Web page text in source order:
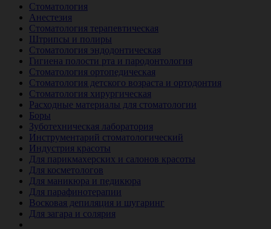
Стоматология
Анестезия
Стоматология терапевтическая
Штрипсы и полиры
Стоматология эндодонтическая
Гигиена полости рта и пародонтология
Стоматология ортопедическая
Стоматология детского возраста и ортодонтия
Стоматология хирургическая
Расходные материалы для стоматологии
Боры
Зуботехническая лаборатория
Инструментарий стоматологический
Индустрия красоты
Для парикмахерских и салонов красоты
Для косметологов
Для маникюра и педикюра
Для парафинотерапии
Восковая депиляция и шугаринг
Для загара и солярия